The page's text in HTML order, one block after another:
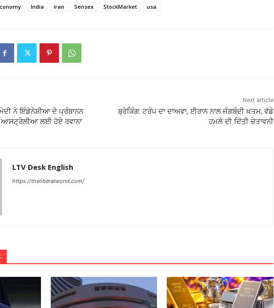
India iran Sensex StockMarket usa
ਨੇ ਇੰਡੋਨੇਸ਼ੀਆ ਦੇ ਪ੍ਰੰਬਾਨਨ
ਆਸਟ੍ਰੇਲੀਆ ਲਈ ਹੋਏ ਰਵਾਨਾ
Next article
ਬ੍ਰੇਕਿੰਗ: ਟਰੰਪ ਦਾ ਦਾਅਵਾ, ਈਰਾਨ ਨਾਲ ਜੰਗਬੰਦੀ ਖ਼ਤਮ; ਵੱਡੇ
ਹਮਲੇ ਦੀ ਦਿੱਤੀ ਚੇਤਾਵਨੀ
LTV Desk English
https://theliberalworld.com/